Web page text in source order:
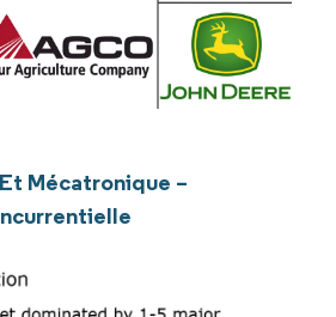
Mécatronique –